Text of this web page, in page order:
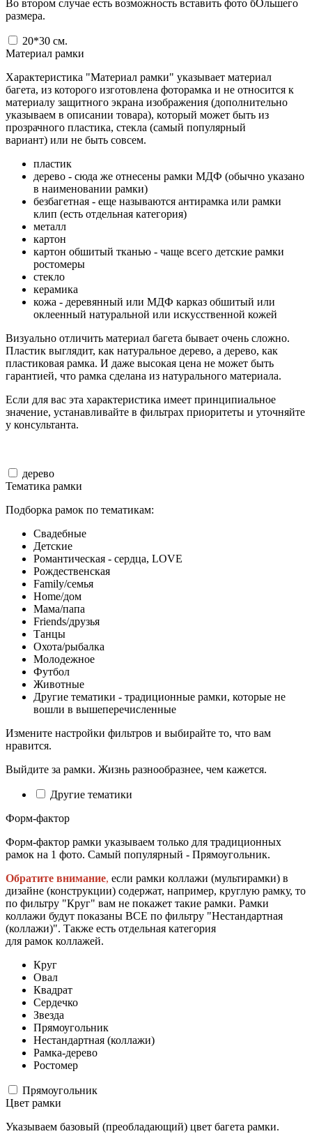
Во втором случае есть возможность вставить фото бОльшего
размера.
20*30 см.
Материал рамки
Характеристика "Материал рамки" указывает материал
багета, из которого изготовлена фоторамка и не относится к
материалу защитного экрана изображения (дополнительно
указываем в описании товара), который может быть из
прозрачного пластика, стекла (самый популярный
вариант) или не быть совсем.
пластик
дерево - сюда же отнесены рамки МДФ (обычно указано
в наименовании рамки)
безбагетная - еще называются антирамка или рамки
клип (есть отдельная категория)
металл
картон
картон обшитый тканью - чаще всего детские рамки
ростомеры
стекло
керамика
кожа - деревянный или МДФ карказ обшитый или
оклеенный натуральной или искусственной кожей
Визуально отличить материал багета бывает очень сложно.
Пластик выглядит, как натуральное дерево, а дерево, как
пластиковая рамка. И даже высокая цена не может быть
гарантией, что рамка сделана из натурального материала.
Если для вас эта характеристика имеет принципиальное
значение, устанавливайте в фильтрах приоритеты и уточняйте
у консультанта.
дерево
Тематика рамки
Подборка рамок по тематикам:
Свадебные
Детские
Романтическая - сердца, LOVE
Рождественская
Family/семья
Home/дом
Мама/папа
Friends/друзья
Танцы
Охота/рыбалка
Молодежное
Футбол
Животные
Другие тематики - традиционные рамки, которые не
вошли в вышеперечисленные
Измените настройки фильтров и выбирайте то, что вам
нравится.
Выйдите за рамки. Жизнь разнообразнее, чем кажется.
Другие тематики
Форм-фактор
Форм-фактор рамки указываем только для традиционных
рамок на 1 фото. Самый популярный - Прямоугольник.
Обратите внимание, если рамки коллажи (мультирамки) в
дизайне (конструкции) содержат, например, круглую рамку, то
по фильтру "Круг" вам не покажет такие рамки. Рамки
коллажи будут показаны ВСЕ по фильтру "Нестандартная
(коллажи)". Также есть отдельная категория
для рамок коллажей.
Круг
Овал
Квадрат
Сердечко
Звезда
Прямоугольник
Нестандартная (коллажи)
Рамка-дерево
Ростомер
Прямоугольник
Цвет рамки
Указываем базовый (преобладающий) цвет багета рамки.